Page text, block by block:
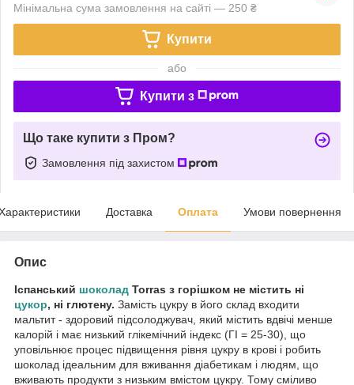
Мінімальна сума замовлення на сайті — 250 ₴
Купити
або
Купити з
Що таке купити з Пром?
Замовлення під захистом
Доставка Оплата Умови повернення
Опис
Іспанський шоколад Torras з горішком не містить ні
цукор, ні глютену. Замість цукру в його склад входити
мальтит - здоровий підсолоджувач, який містить вдвічі менше
калорій і має низький глікемічний індекс (ГІ = 25-30), що
уповільнює процес підвищення рівня цукру в крові і робить
шоколад ідеальним для вживання діабетикам і людям, що
вживають продукти з низьким вмістом цукру. Тому сміливо